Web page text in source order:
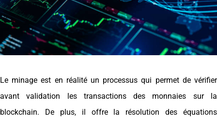
Le minage est en réalité un processus qui permet de vérifier
avant validation les transactions des monnaies sur la
blockchain. De plus, il offre la résolution des équations